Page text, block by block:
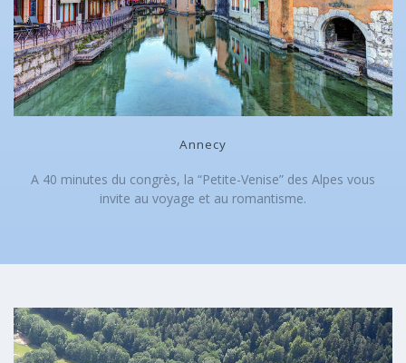
Annecy
A 40 minutes du congrès, la “Petite-Venise” des Alpes vous
invite au voyage et au romantisme.